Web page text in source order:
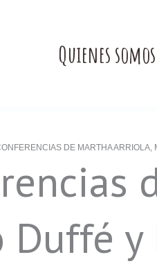
Quienes somos
DE MARTHA
Duffé y